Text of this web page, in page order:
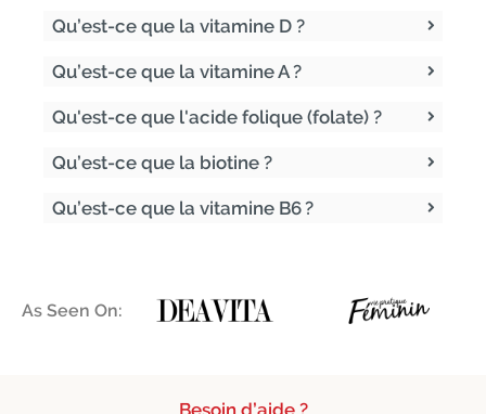
Qu’est-ce que la vitamine D ?
Qu’est-ce que la vitamine A ?
Qu'est-ce que l'acide folique (folate) ?
Qu’est-ce que la biotine ?
Qu’est-ce que la vitamine B6 ?
As Seen On:
Besoin d’aide ?